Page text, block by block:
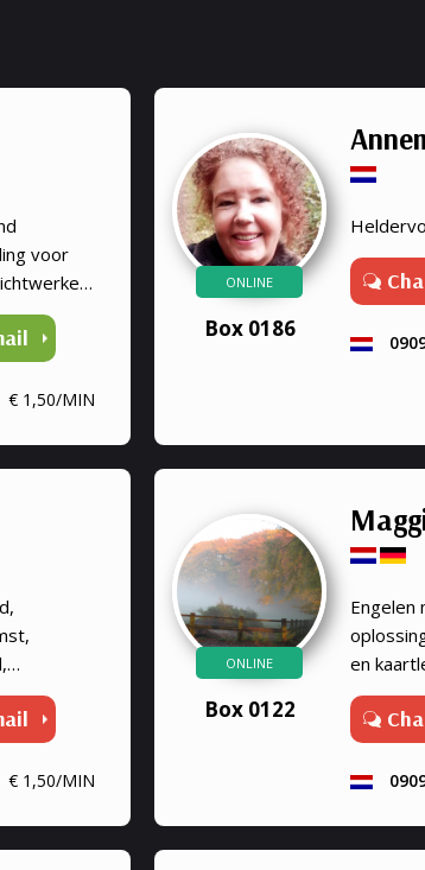
voor
van de
mens
van
de
€ 1,50/MIN
ONLINE
Box 0186
om u
€ 1,50/MIN
ONLINE
Box 0122
Engelen
en
geven